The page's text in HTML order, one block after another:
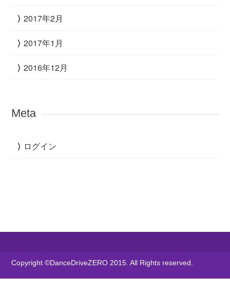
2017年2月
2017年1月
2016年12月
Meta
ログイン
Copyright ©DanceDriveZERO 2015. All Rights reserved.